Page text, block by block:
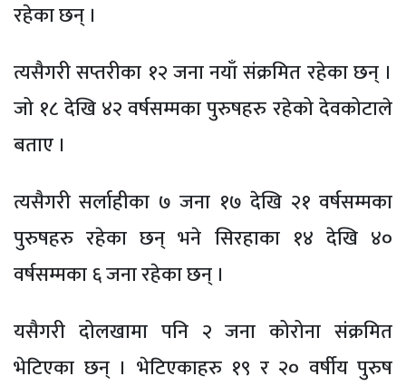
रहेका छन् ।
त्यसैगरी सप्तरीका १२ जना नयाँ संक्रमित रहेका छन् ।
जो १८ देखि ४२ वर्षसम्मका पुरुषहरु रहेको देवकोटाले
बताए ।
त्यसैगरी सर्लाहीका ७ जना १७ देखि २१ वर्षसम्मका
पुरुषहरु रहेका छन् भने सिरहाका १४ देखि ४०
वर्षसम्मका ६ जना रहेका छन् ।
यसैगरी दोलखामा पनि २ जना कोरोना संक्रमित
भेटिएका छन् । भेटिएकाहरु १९ र २० वर्षीय पुरुष